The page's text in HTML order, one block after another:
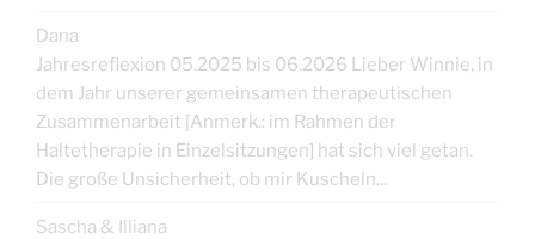
Dana
Jahresreflexion 05.2025 bis 06.2026 Lieber Winnie, in
dem Jahr unserer gemeinsamen therapeutischen
Zusammenarbeit [Anmerk.: im Rahmen der
Haltetherapie in Einzelsitzungen] hat sich viel getan.
Die große Unsicherheit, ob mir Kuscheln...
Sascha & Illiana